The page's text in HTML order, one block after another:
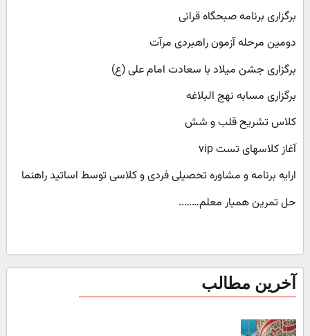
برگزاری برنامه صبحگاه قرانی
دومین مرحله آزمون راهبردی مرآت
برگزاری جشن میلاد با سعادت امام علی (ع)
برگزاری مسابه نهج البلاغه
کلاس تشریح قلب و شش
آغاز کلاسهای تست vip
ارایه برنامه و مشاوره تحصیلی فردی و کلاسی توسط اساتید راهنما
حل تمرین همیار معلم……..
آخرین مطالب